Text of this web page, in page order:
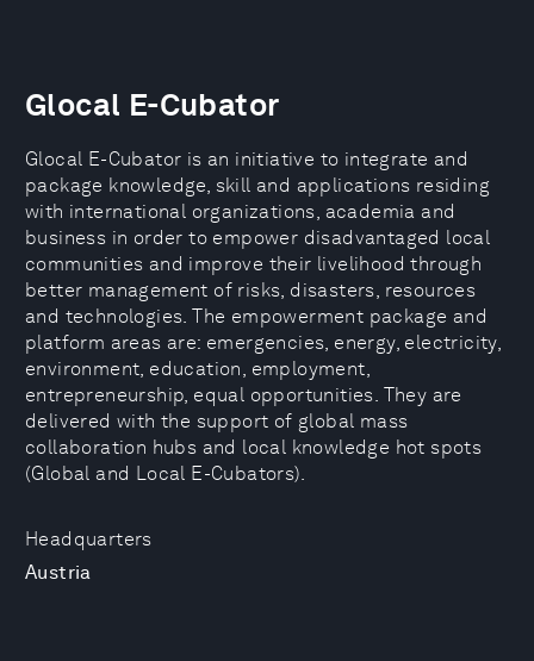
Headquarters
Austria
Glocal E-Cubator
Glocal E-Cubator is an initiative to integrate and
package knowledge, skill and applications residing
with international organizations, academia and
business in order to empower disadvantaged local
communities and improve their livelihood through
better management of risks, disasters, resources
and technologies. The empowerment package and
platform areas are: emergencies, energy, electricity,
environment, education, employment,
entrepreneurship, equal opportunities. They are
delivered with the support of global mass
collaboration hubs and local knowledge hot spots
(Global and Local E-Cubators).